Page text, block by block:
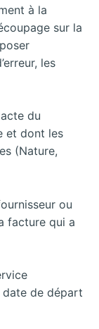
à la
sur la
les
du
et dont les
(Nature,
ou
facture qui a
date de départ